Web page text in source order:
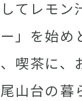
てレモン
」を始め
喫茶に、
山台の暮